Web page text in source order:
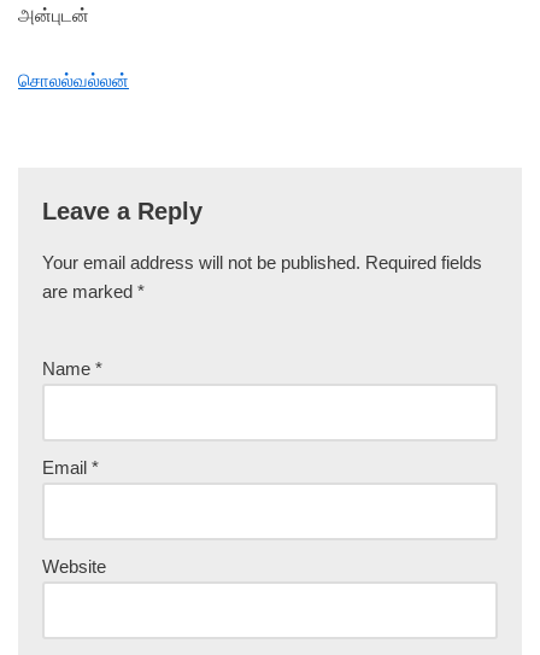
அன்புடன்
சொலல்வல்லன்
Leave a Reply
Your email address will not be published. Required fields
are marked *
Name *
Email *
Website